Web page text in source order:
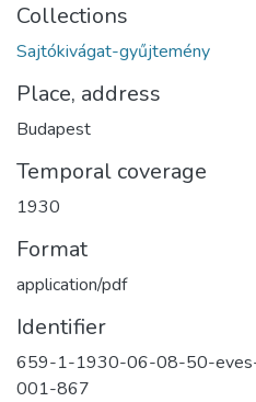
Collections
Sajtókivágat-gyűjtemény
Place, address
Budapest
Temporal coverage
1930
Format
application/pdf
Identifier
659-1-1930-06-08-50-
001-867